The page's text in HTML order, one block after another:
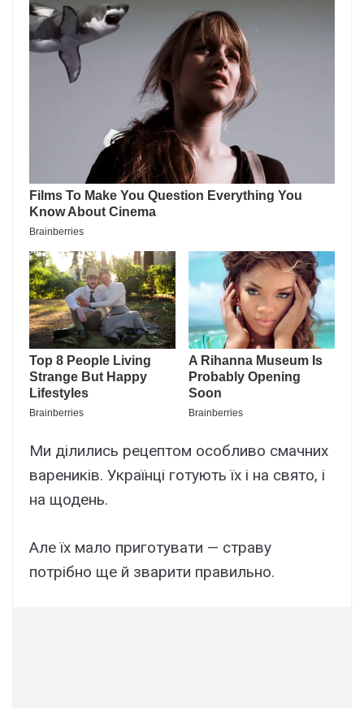
Ми ділились рецептом особливо смачних
вареників. Українці готують їх і на свято, і
на щодень.
Але їх мало приготувати — страву
потрібно ще й зварити правильно.